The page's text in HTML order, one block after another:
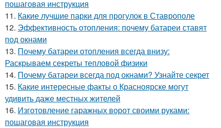
пошаговая инструкция
11. Какие лучшие парки для прогулок в Ставрополе
12. Эффективность отопления: почему батареи ставят
под окнами
13. Почему батареи отопления всегда внизу:
Раскрываем секреты тепловой физики
14. Почему батареи всегда под окнами? Узнайте секрет
15. Какие интересные факты о Красноярске могут
удивить даже местных жителей
16. Изготовление гаражных ворот своими руками:
пошаговая инструкция